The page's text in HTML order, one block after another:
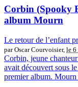
Corbin (Spooky
album Mourn
Le retour de l’enfant
par Oscar Courvoisier, le 6
Corbin, jeune
avait découvert sous
premier album. Mourn